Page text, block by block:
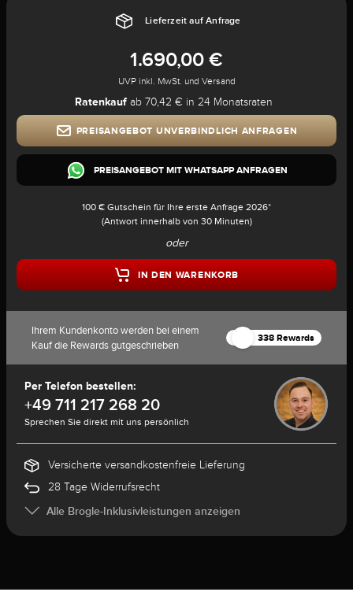
Lieferzeit auf Anfrage
1.690,00 €
UVP inkl. MwSt. und Versand
Ratenkaufab 70,42 € in 24 Monatsraten
PREISANGEBOT UNVERBINDLICH ANFRAGEN
PREISANGEBOT MIT WHATSAPP ANFRAGEN
100 € Gutschein für Ihre erste Anfrage 2026*
(Antwort innerhalb von 30 Minuten)
oder
IN DEN WARENKORB
Ihrem Kundenkonto werden bei einem
Kauf die Rewards gutgeschrieben
338 Rewards
Per Telefon bestellen:
+49 711 217 268 20
Sprechen Sie direkt mit uns persönlich
Versicherte versandkostenfreie Lieferung
28 Tage Widerrufsrecht
Alle Brogle-Inklusivleistungen anzeigen